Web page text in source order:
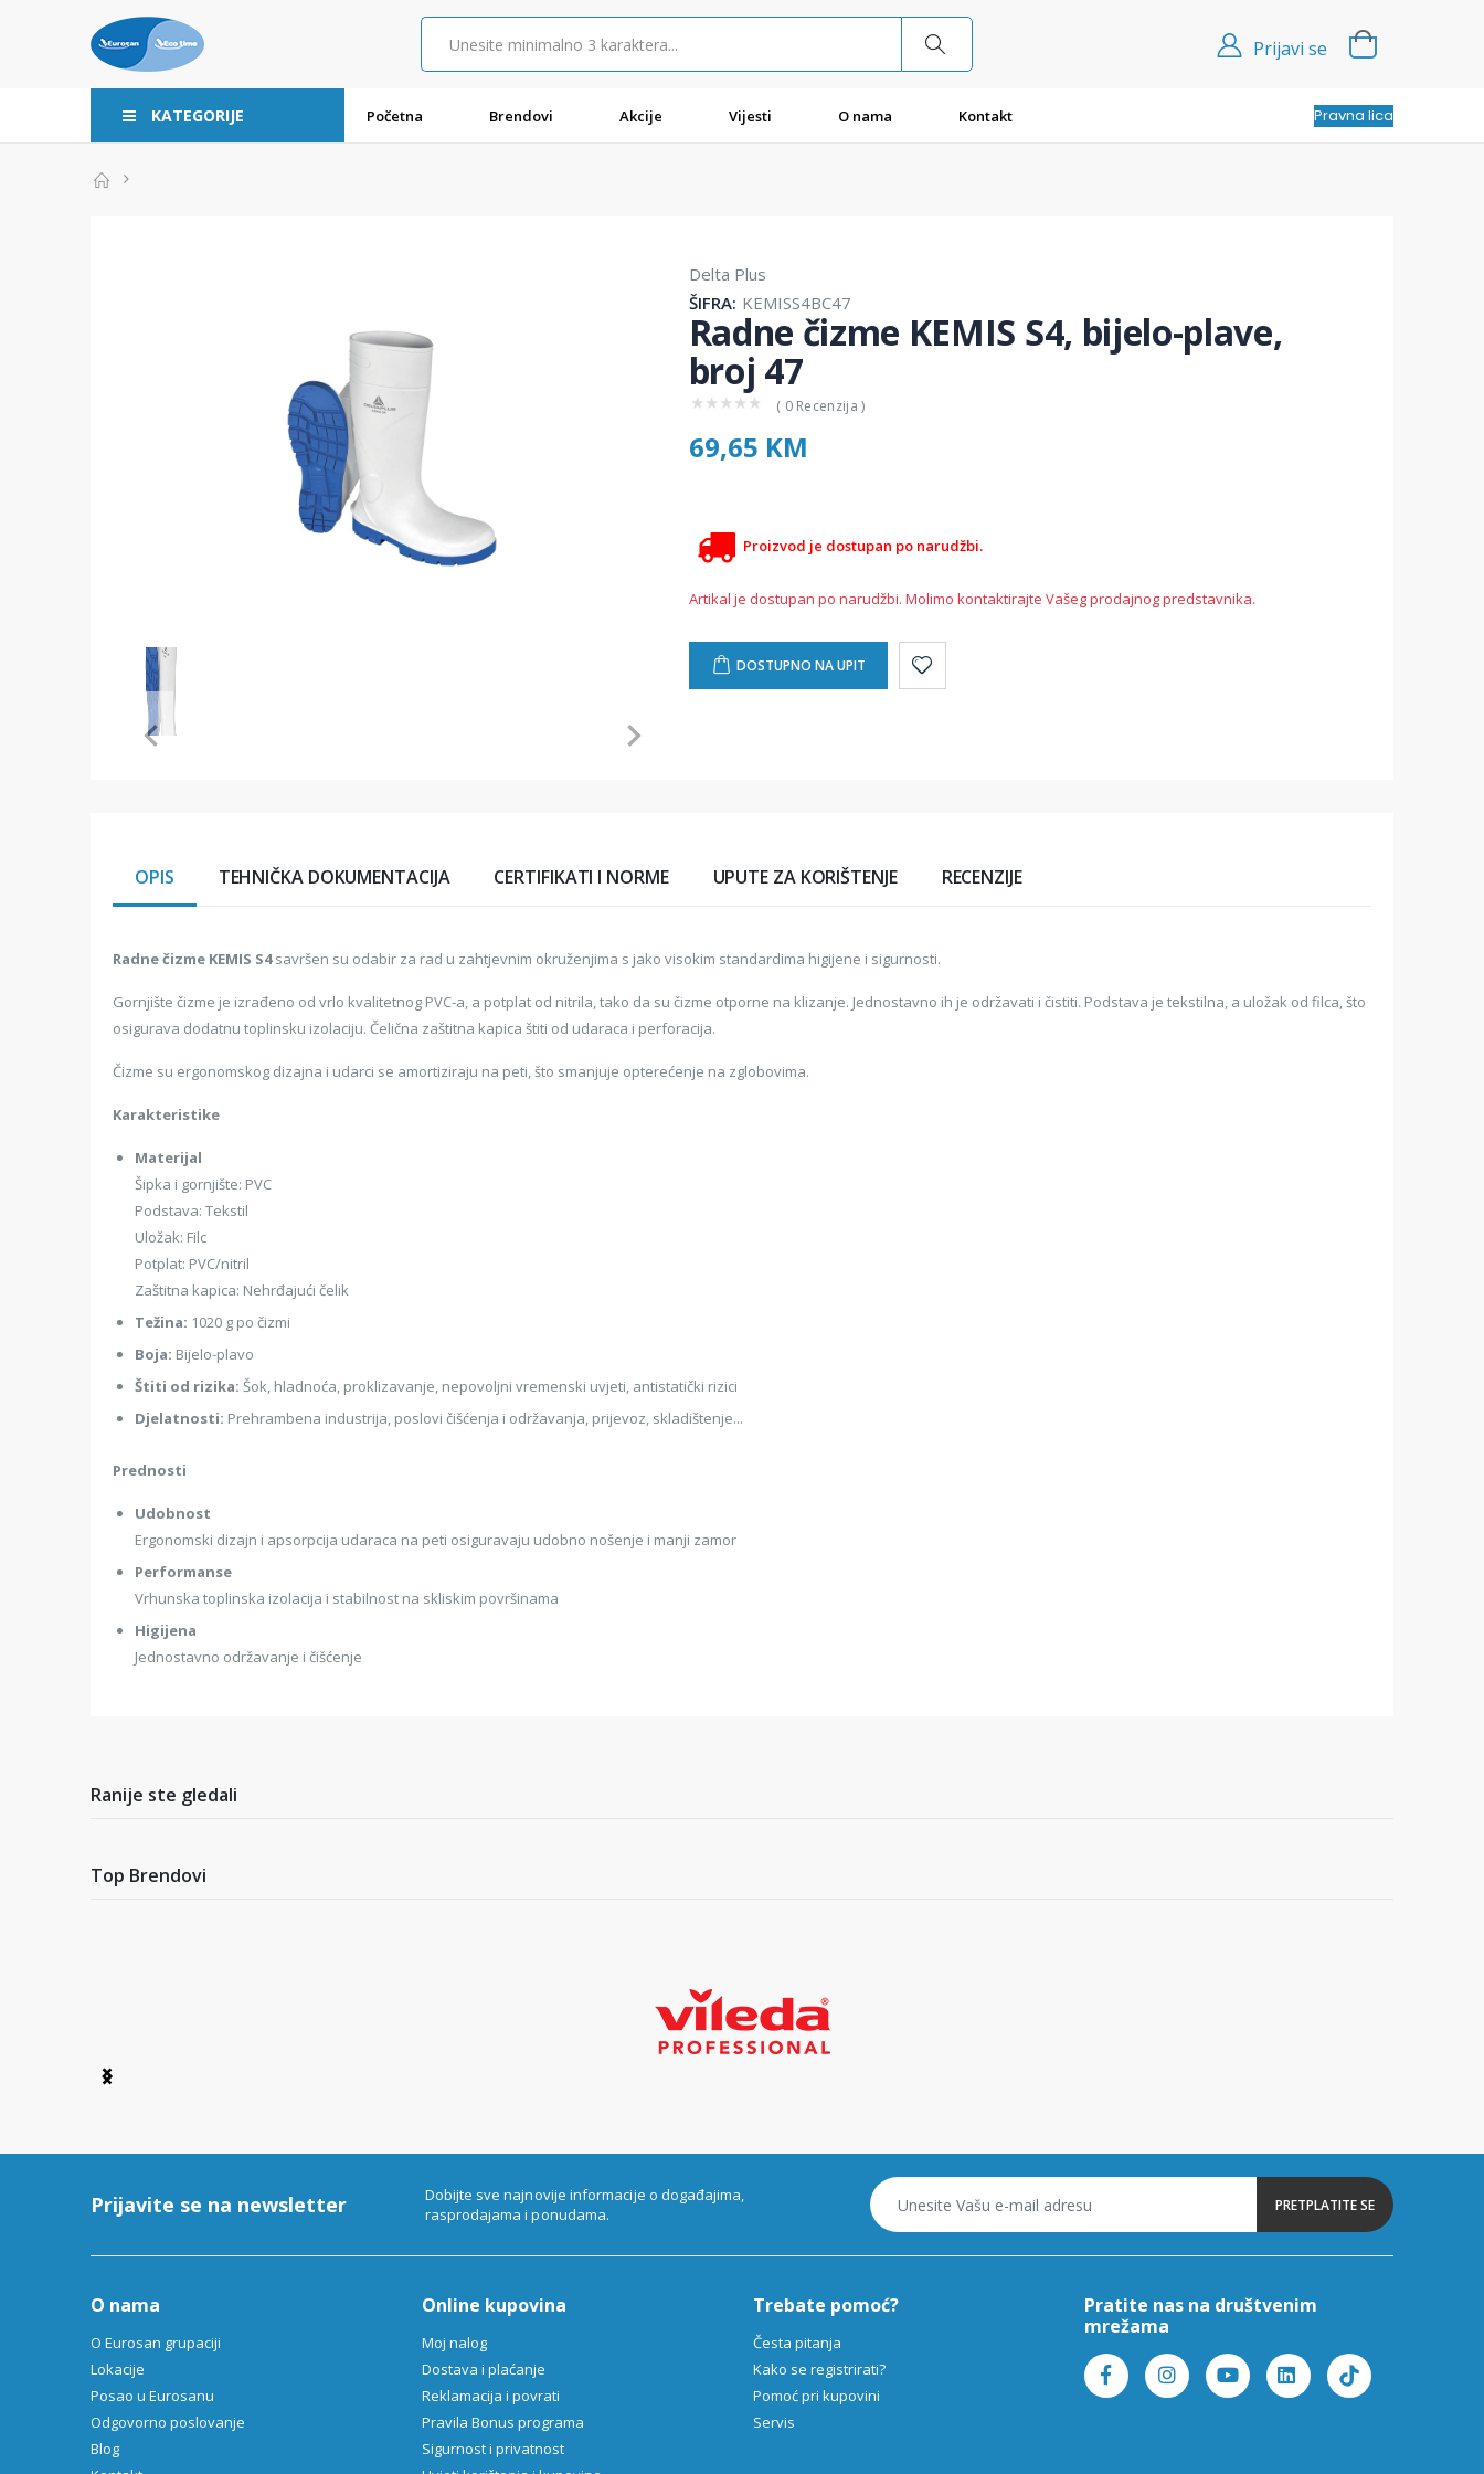
Prijavi se
KATEGORIJE Početna Brendovi Akcije Vijesti O nama Kontakt Pravna lica
Item
Delta Plus
ŠIFRA: KEMISS4BC47
Radne čizme KEMIS S4, bijelo-plave,
broj 47
★ ★ ★ ★ ★ ( 0 Recenzija )
69,65 KM
Proizvod je dostupan po narudžbi.
Artikal je dostupan po narudžbi. Molimo kontaktirajte Vašeg prodajnog predstavnika.
DOSTUPNO NA UPIT
OPIS TEHNIČKA DOKUMENTACIJA CERTIFIKATI I NORME UPUTE ZA KORIŠTENJE RECENZIJE
Radne čizme KEMIS S4savršen su odabir za rad u zahtjevnim okruženjima s jako visokim standardima higijene i sigurnosti.
Gornjište čizme je izrađeno od vrlo kvalitetnog PVC-a, a potplat od nitrila, tako da su čizme otporne na klizanje. Jednostavno ih je održavati i čistiti. Podstava je tekstilna, a uložak od filca, što
osigurava dodatnu toplinsku izolaciju. Čelična zaštitna kapica štiti od udaraca i perforacija.
Čizme su ergonomskog dizajna i udarci se amortiziraju na peti, što smanjuje opterećenje na zglobovima.
Karakteristike
Materijal
Šipka i gornjište: PVC
Podstava: Tekstil
Uložak: Filc
Potplat: PVC/nitril
Zaštitna kapica: Nehrđajući čelik
Težina: 1020 g po čizmi
Boja: Bijelo-plavo
Štiti od rizika: Šok, hladnoća, proklizavanje, nepovoljni vremenski uvjeti, antistatički rizici
Djelatnosti: Prehrambena industrija, poslovi čišćenja i održavanja, prijevoz, skladištenje...
Prednosti
Udobnost
Ergonomski dizajn i apsorpcija udaraca na peti osiguravaju udobno nošenje i manji zamor
Performanse
Vrhunska toplinska izolacija i stabilnost na skliskim površinama
Higijena
Jednostavno održavanje i čišćenje
Ranije ste gledali
Top Brendovi
Item
Prijavite se na newsletter
Dobijte sve najnovije informacije o događajima,
rasprodajama i ponudama.
PRETPLATITE SE
O nama
O Eurosan grupaciji
Lokacije
Posao u Eurosanu
Odgovorno poslovanje
Blog
Online kupovina
Moj nalog
Dostava i plaćanje
Reklamacija i povrati
Pravila Bonus programa
Sigurnost i privatnost
Trebate pomoć?
Česta pitanja
Kako se registrirati?
Pomoć pri kupovini
Servis
Pratite nas na društvenim
mrežama